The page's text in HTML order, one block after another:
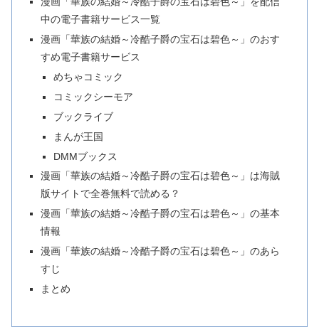
中の電子書籍サービス一覧
漫画「華族の結婚～冷酷子爵の宝石は碧色～」のおす
すめ電子書籍サービス
めちゃコミック
コミックシーモア
ブックライブ
まんが王国
DMMブックス
漫画「華族の結婚～冷酷子爵の宝石は碧色～」は海賊
版サイトで全巻無料で読める？
漫画「華族の結婚～冷酷子爵の宝石は碧色～」の基本
情報
漫画「華族の結婚～冷酷子爵の宝石は碧色～」のあら
すじ
まとめ